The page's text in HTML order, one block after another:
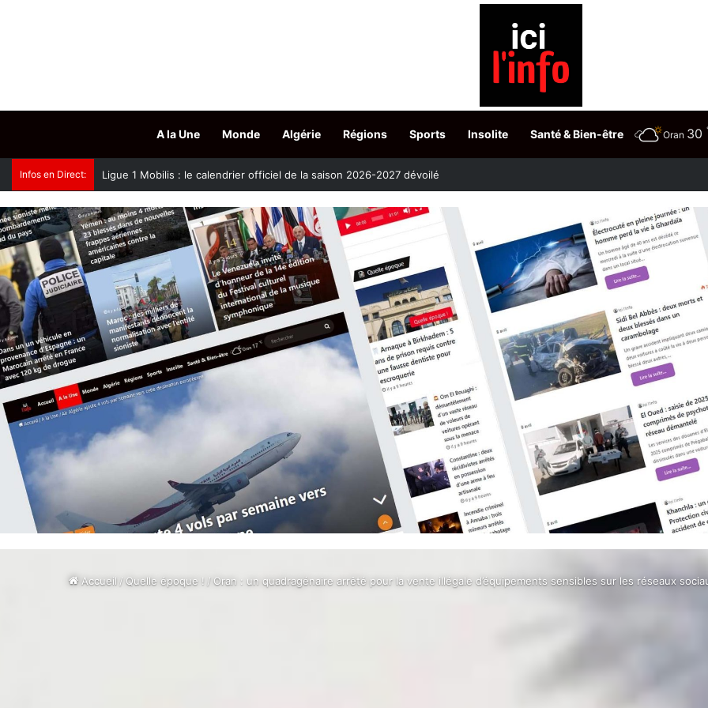
A la Une Monde Algérie Régions Sports Insolite Santé & Bien-être Oran 30
Infos en Direct: Oued Smar : le cinéma en plein air fait son grand retour
Accueil /Quelle époque ! /Oran : un quadragénaire arrêté pour la vente illégale d’équipements sensibles sur les réseaux